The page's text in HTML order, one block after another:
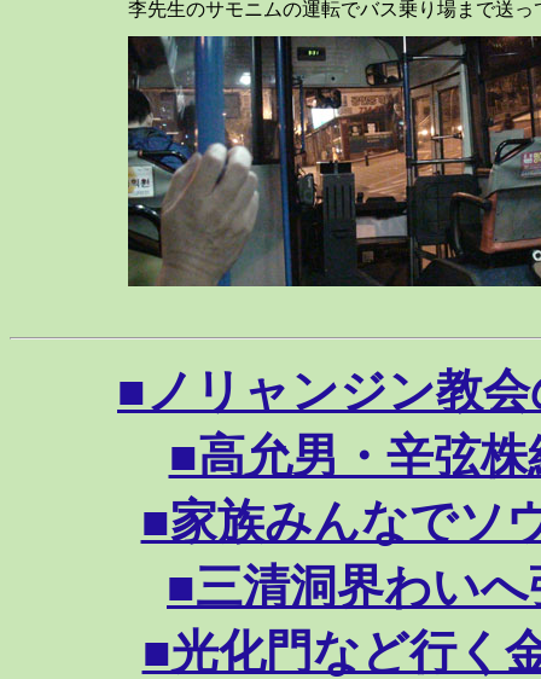
李先生のサモニムの運転でバス乗り場まで送っ
■ノリャンジン教会
■高允男・辛弦株
■家族みんなでソ
■三清洞界わいへ
■光化門など行く